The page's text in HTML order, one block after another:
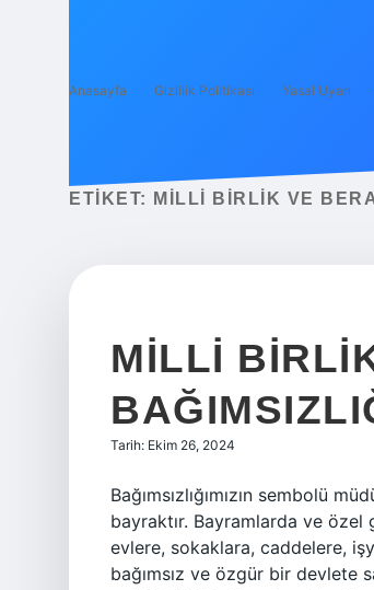
Anasayfa Gizlilik Politikası Yasal Uyarı
ETIKET: MILLI BIRLIK VE
MILLI
Tarih: Ekim 26, 2024
Bağımsızlığımızın sembolü
bayraktır. Bayramlarda ve özel
evlere, sokaklara, caddelere,
bağımsız ve özgür bir devlete